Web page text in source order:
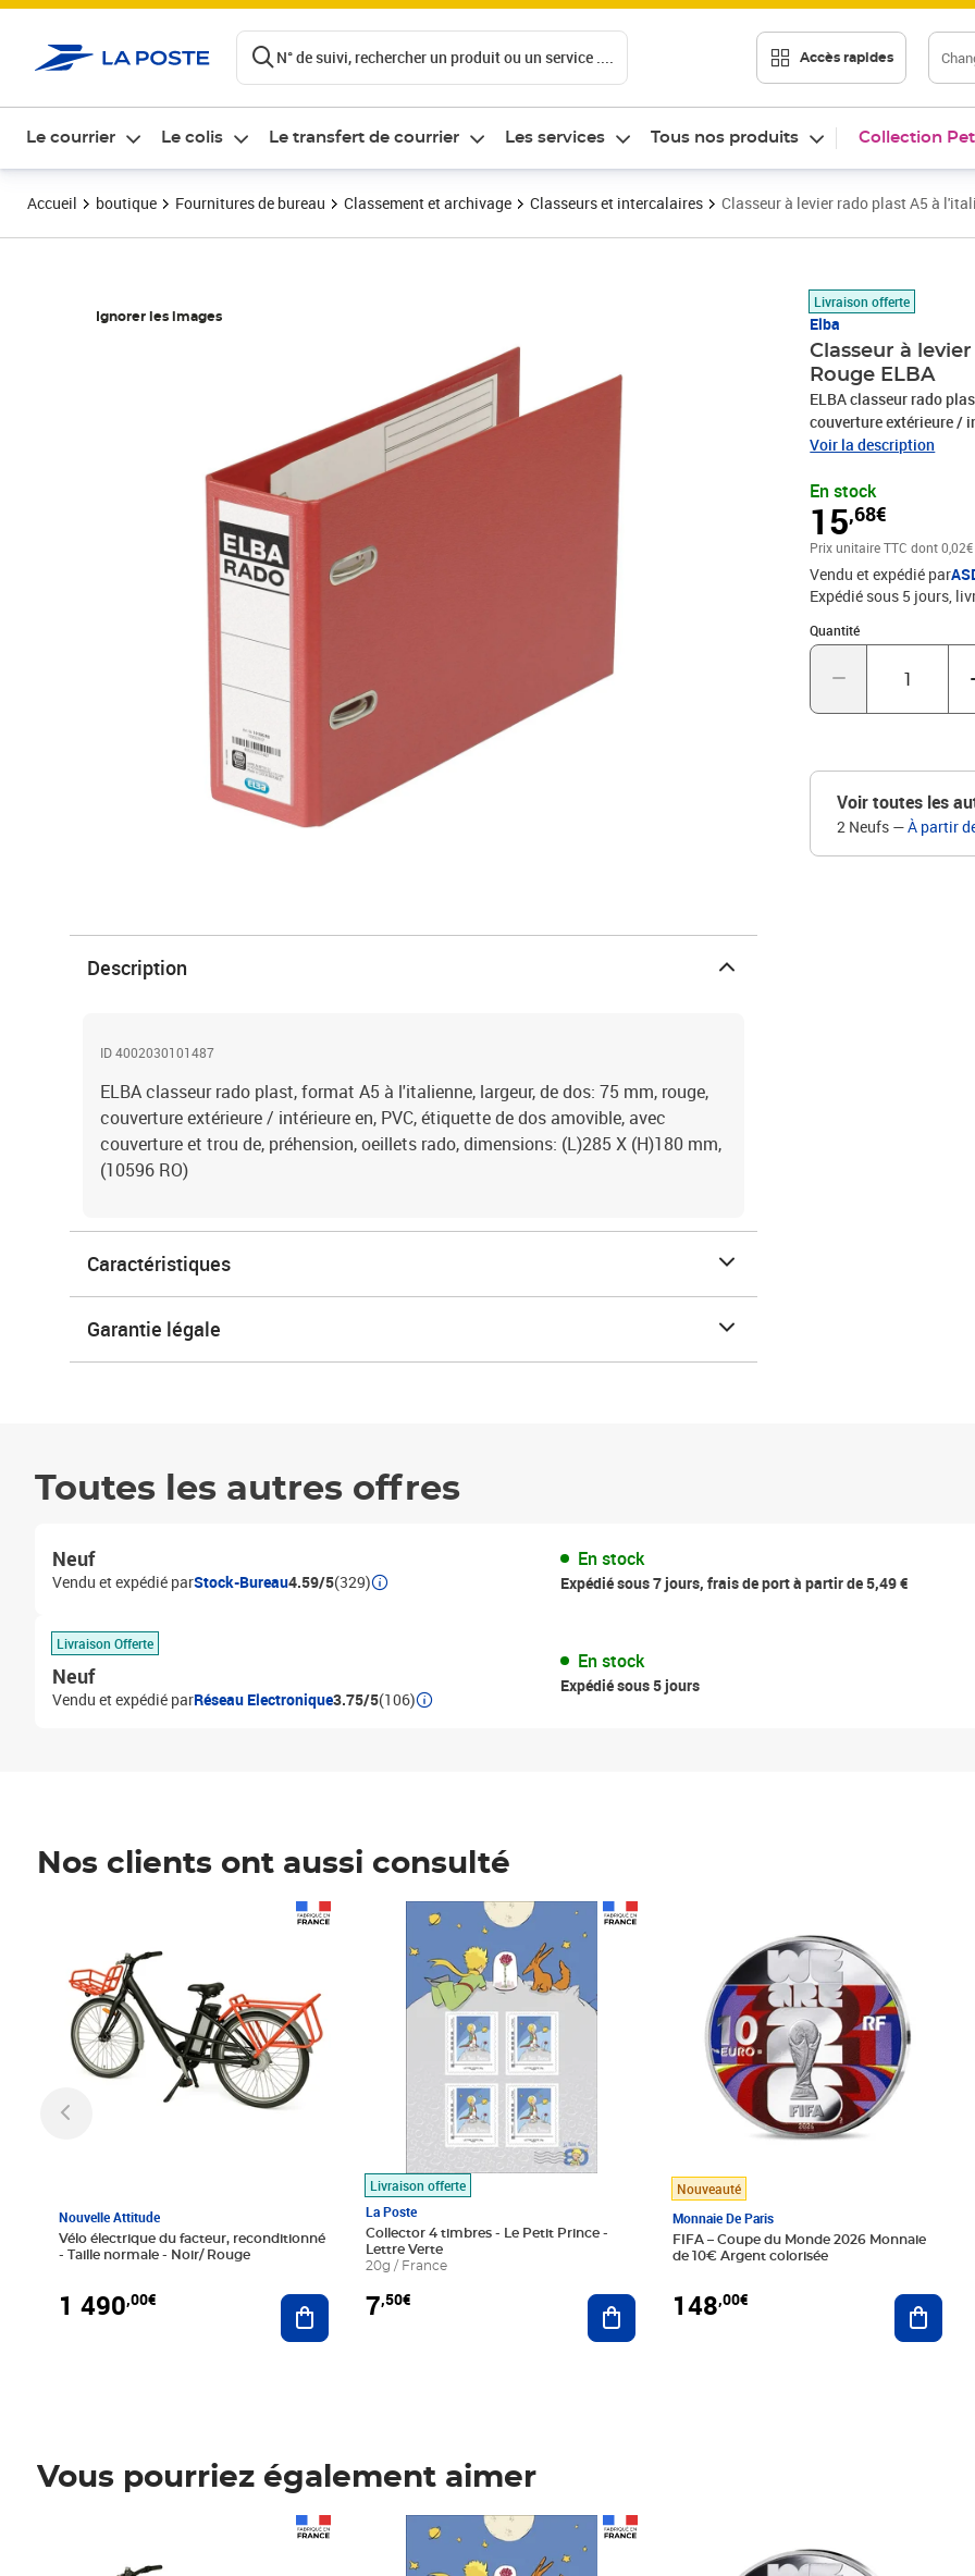
N° de suivi, rechercher un produit ou un service .... Accès rapides
Le courrier Le colis Le transfert de courrier Les services Tous nos produits Collection
Accueil boutique Fournitures de bureau Classement et archivage Classeurs et intercalaires Classeur à levier rado plast A5 à
Ignorer les images
Livraison offerte
Elba
Classeur à
Rouge ELBA
ELBA classeur rado
couverture extérieure /
et trou de, préhension,
Voir la description
En stock
15,68€
Prix 15,68€
Prix unitaire TTCdont
Vendu et expédié par
Expédié sous 5 jours
Quantité
Quantité : 1
Voir toutes les
2 Neufs —À partir
Description
ID 4002030101487
ELBA classeur rado plast, format A5 à l'italienne, largeur, de dos: 75 mm, rouge,
couverture extérieure / intérieure en, PVC, étiquette de dos amovible, avec
couverture et trou de, préhension, oeillets rado, dimensions: (L)285 X (H)180 mm,
(10596 RO)
Caractéristiques
Garantie légale
Toutes les autres offres
Neuf
Vendu et expédié parStock-Bureau4.59/5(329)
En stock
Expédié sous 7 jours, frais de port à partir de 5,49 €
Livraison Offerte
Neuf
Vendu et expédié parRéseau Electronique3.75/5(106)
En stock
Expédié sous 5 jours
Nos clients ont aussi consulté
Nouvelle Attitude
Vélo électrique du facteur, reconditionné
- Taille normale - Noir/ Rouge
1 490,00€ Ajouter au panier
Livraison offerte
La Poste
Collector 4 timbres - Le Petit Prince -
Lettre Verte
20g / France
7,50€
Prix 7,50€
Ajouter au panier
Nouveauté
Monnaie De Paris
FIFA – Coupe du Monde 2026 Monnaie
de 10€ Argent colorisée
148,00€
Vous pourriez également aimer
Prix 7,50€